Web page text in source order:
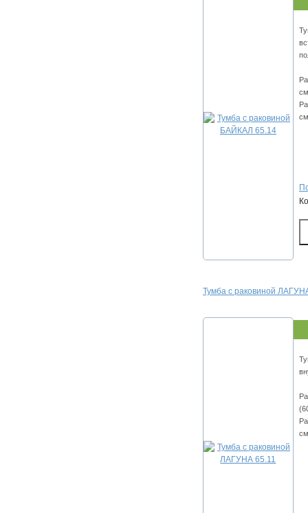
Тумба с раковиной